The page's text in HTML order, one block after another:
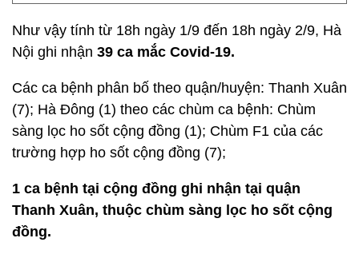
Như vậy tính từ 18h ngày 1/9 đến 18h ngày 2/9, Hà
Nội ghi nhận 39 ca mắc Covid-19.
Các ca bệnh phân bố theo quận/huyện: Thanh Xuân
(7); Hà Đông (1) theo các chùm ca bệnh: Chùm
sàng lọc ho sốt cộng đồng (1); Chùm F1 của các
trường hợp ho sốt cộng đồng (7);
1 ca bệnh tại cộng đồng ghi nhận tại quận
Thanh Xuân, thuộc chùm sàng lọc ho sốt cộng
đồng.